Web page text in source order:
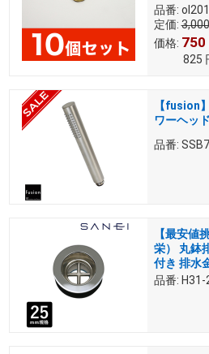
品番:
定価: 3,000
価格: 750
825
【fusion
ワーヘッ
品番:
【最安値
栄） 丸鉢
付き 排水
品番: H31-